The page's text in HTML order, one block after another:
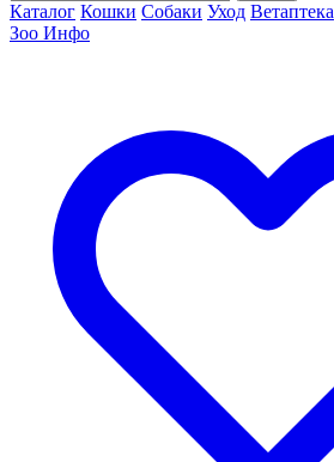
Каталог Кошки Собаки Уход Ветаптека
Зоо Инфо